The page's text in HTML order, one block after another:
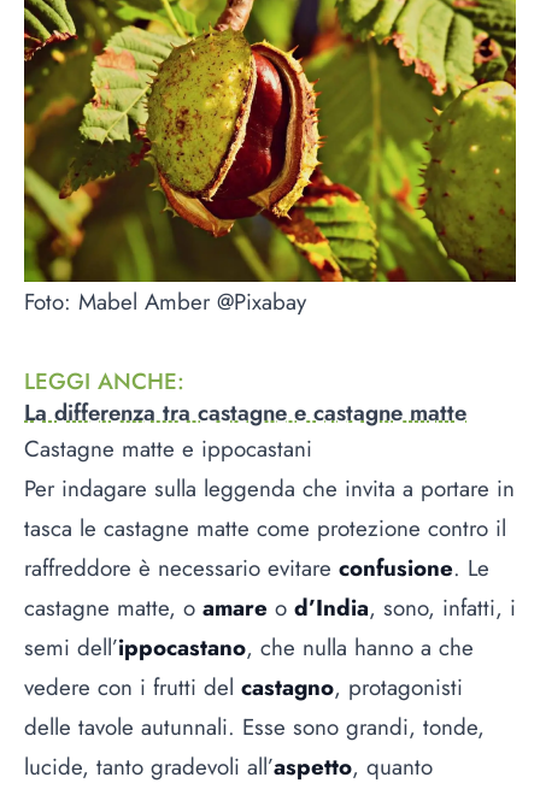
Foto: Mabel Amber @Pixabay
LEGGI ANCHE:
La differenza tra castagne e castagne matte
Castagne matte e ippocastani
Per indagare sulla leggenda che invita a portare in
tasca le castagne matte come protezione contro il
raffreddore è necessario evitare confusione. Le
castagne matte, o amare o d’India, sono, infatti, i
semi dell’ippocastano, che nulla hanno a che
vedere con i frutti del castagno, protagonisti
delle tavole autunnali. Esse sono grandi, tonde,
lucide, tanto gradevoli all’aspetto, quanto